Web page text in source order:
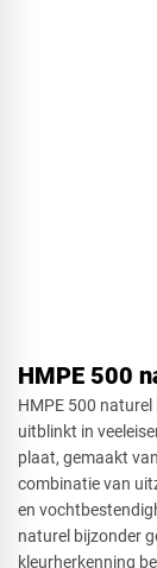
HMPE 500
HMPE 500
uitblinkt in
plaat, gemaakt
combinatie van
en
naturel bijzonder
kleurherkenning